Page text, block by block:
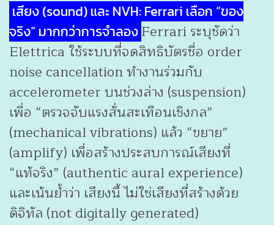
เสียง (sound) และ NVH: Ferrari เลือก “ของ
จริง” มากกว่าการจำลองFerrari ระบุชัดว่า
Elettrica ใช้ระบบที่จดสิทธิบัตรชื่อ order
noise cancellation ทำงานร่วมกับ
accelerometer บนช่วงล่าง (suspension)
เพื่อ “ตรวจจับแรงสั่นสะเทือนเชิงกล”
(mechanical vibrations) แล้ว “ขยาย”
(amplify) เพื่อสร้างประสบการณ์เสียงที่
“แท้จริง” (authentic aural experience)
และเน้นย้ำว่า เสียงนี้ ไม่ใช่เสียงที่สร้างด้วย
ดิจิทัล (not digitally generated)